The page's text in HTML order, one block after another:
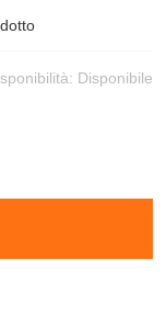
Disponibile